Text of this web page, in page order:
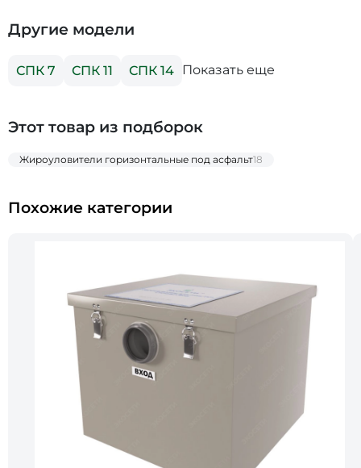
Другие модели
СПК 7 СПК 11 СПК 14 Показать еще
Этот товар из подборок
Жироуловители горизонтальные под асфальт18
Похожие категории